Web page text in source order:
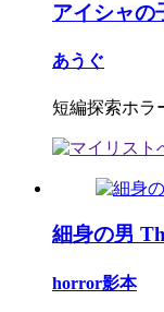
アイシャの
あうぐ
短編探索ホラ
細身の男
horror影本